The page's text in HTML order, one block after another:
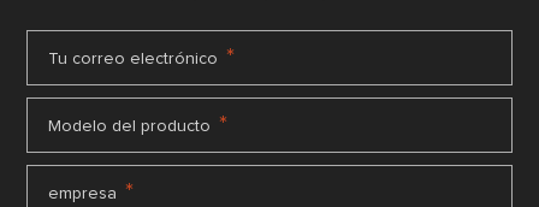
Tu correo electrónico *
Modelo del producto *
empresa *